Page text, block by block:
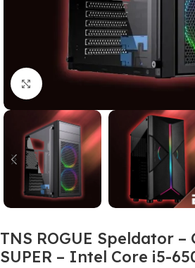
Click to enlarge
TNS ROGUE Speldator –
SUPER – Intel Core i5-